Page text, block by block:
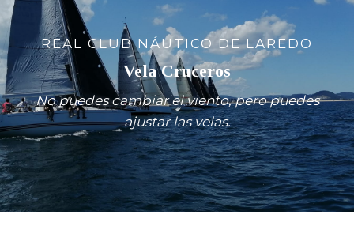
REAL CLUB NÁUTICO DE LAREDO
Vela Cruceros
No puedes cambiar el viento, pero puedes
ajustar las velas.